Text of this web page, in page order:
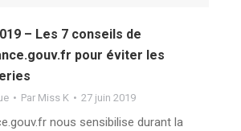
– Les 7 conseils de
pour éviter les
Par Miss K 27 juin 2019
nous sensibilise durant la